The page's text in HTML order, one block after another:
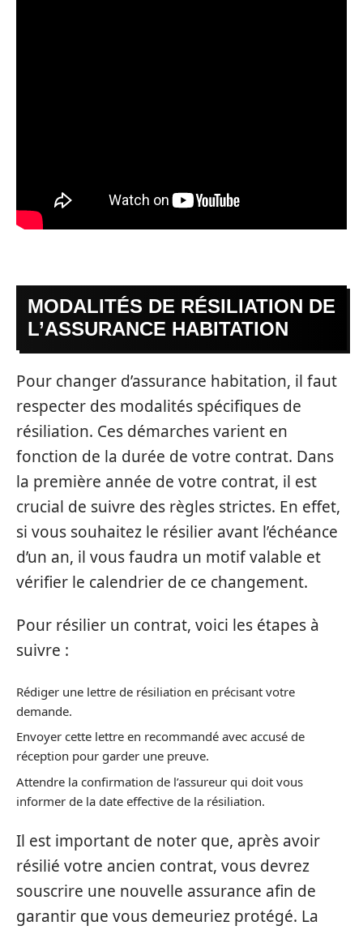
MODALITÉS DE RÉSILIATION DE
L’ASSURANCE HABITATION
Pour changer d’assurance habitation, il faut
respecter des modalités spécifiques de
résiliation. Ces démarches varient en
fonction de la durée de votre contrat. Dans
la première année de votre contrat, il est
crucial de suivre des règles strictes. En effet,
si vous souhaitez le résilier avant l’échéance
d’un an, il vous faudra un motif valable et
vérifier le calendrier de ce changement.
Pour résilier un contrat, voici les étapes à
suivre :
Rédiger une lettre de résiliation en précisant votre
demande.
Envoyer cette lettre en recommandé avec accusé de
réception pour garder une preuve.
Attendre la confirmation de l’assureur qui doit vous
informer de la date effective de la résiliation.
Il est important de noter que, après avoir
résilié votre ancien contrat, vous devrez
souscrire une nouvelle assurance afin de
garantir que vous demeuriez protégé. La